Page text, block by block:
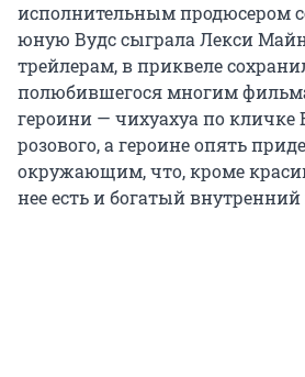
исполнительным продюсером
юную Вудс сыграла Лекси
трейлерам, в приквеле
полюбившегося многим
героини — чихуахуа по кличке
розового, а героине опять
окружающим, что, кроме
нее есть и богатый